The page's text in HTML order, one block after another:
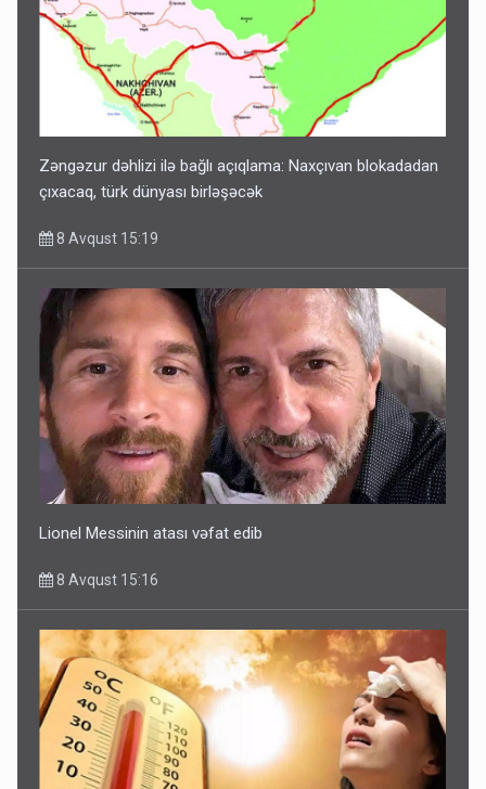
Zəngəzur dəhlizi ilə bağlı açıqlama: Naxçıvan blokadadan
çıxacaq, türk dünyası birləşəcək
8 Avqust 15:19
Lionel Messinin atası vəfat edib
8 Avqust 15:16